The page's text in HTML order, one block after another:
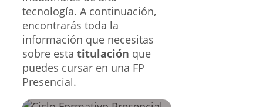
tecnología. A continuación,
encontrarás toda la
información que necesitas
sobre esta titulación que
puedes cursar en una FP
Presencial.